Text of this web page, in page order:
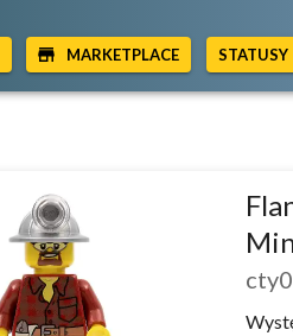
MARKETPLACE STATUSY